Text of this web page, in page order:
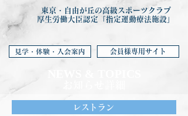
東京・自由が丘の高級スポーツクラブ
厚生労働大臣認定「指定運動療法施設」
見学・体験・入会案内 会員様専用サイト
レストラン